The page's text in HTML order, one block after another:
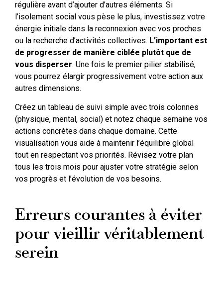
régulière avant d’ajouter d’autres éléments. Si
l’isolement social vous pèse le plus, investissez votre
énergie initiale dans la reconnexion avec vos proches
ou la recherche d’activités collectives. L’important est
de progresser de manière ciblée plutôt que de
vous disperser. Une fois le premier pilier stabilisé,
vous pourrez élargir progressivement votre action aux
autres dimensions.
Créez un tableau de suivi simple avec trois colonnes
(physique, mental, social) et notez chaque semaine vos
actions concrètes dans chaque domaine. Cette
visualisation vous aide à maintenir l’équilibre global
tout en respectant vos priorités. Révisez votre plan
tous les trois mois pour ajuster votre stratégie selon
vos progrès et l’évolution de vos besoins.
Erreurs courantes à éviter
pour vieillir véritablement
serein